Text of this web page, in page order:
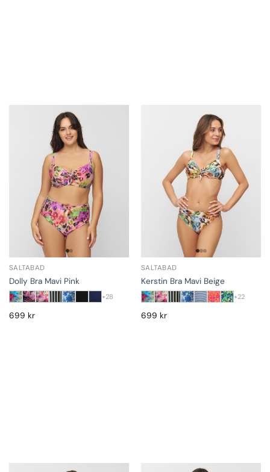
SALTABAD
Dolly Bra Mavi Pink
+28
699 kr
SALTABAD
Kerstin Bra Mavi Beige
+22
699 kr